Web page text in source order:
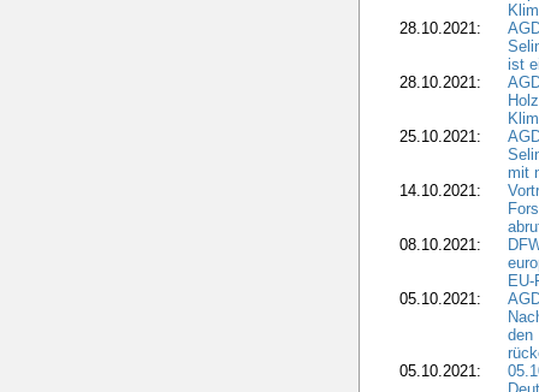
28.10.2021:
ist
28.10.2021:
25.10.2021:
mit
14.10.2021:
08.10.2021:
05.10.2021:
den
05.10.2021: